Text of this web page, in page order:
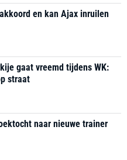
en kan Ajax inruilen
gaat vreemd tijdens WK:
straat
naar nieuwe trainer